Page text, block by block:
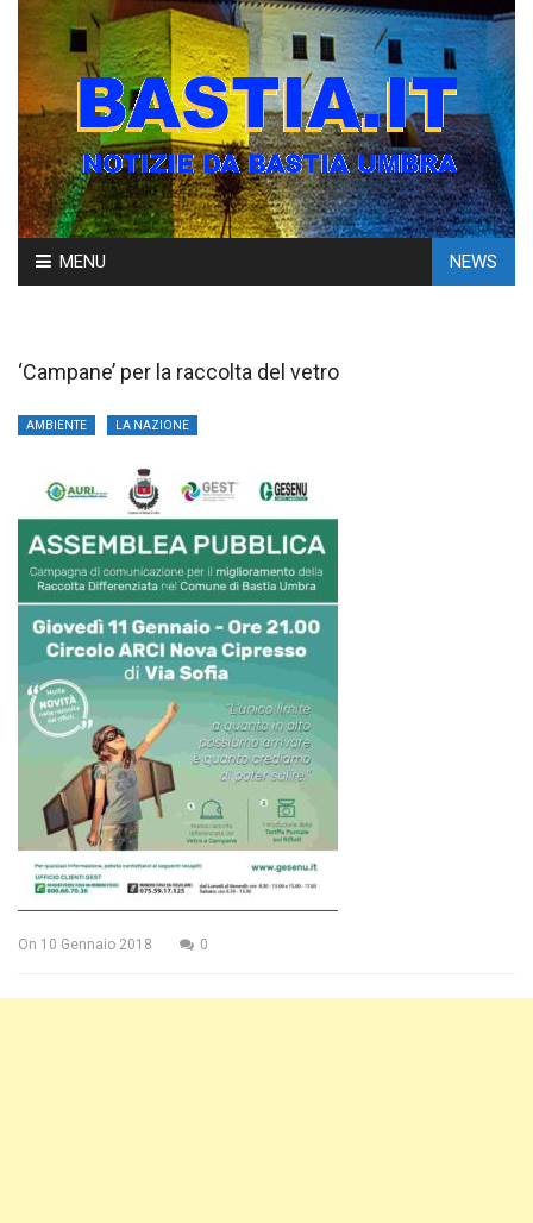
Skip
to
MENU NEWS
‘Campane’ per la raccolta del vetro
AMBIENTE LA NAZIONE
On 10 Gennaio 2018 0